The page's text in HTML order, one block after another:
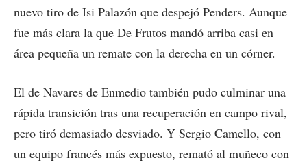
nuevo tiro de Isi Palazón que despejó Penders. Aunque
fue más clara la que De Frutos mandó arriba casi en
área pequeña un remate con la derecha en un córner.
El de Navares de Enmedio también pudo culminar una
rápida transición tras una recuperación en campo rival,
pero tiró demasiado desviado. Y Sergio Camello, con
un equipo francés más expuesto, remató al muñeco con